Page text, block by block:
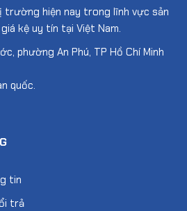
hiện nay trong lĩnh vực sản
kệ uy tín tại Việt Nam.
phường An Phú, TP Hồ Chí Minh
quốc.
tin
trả